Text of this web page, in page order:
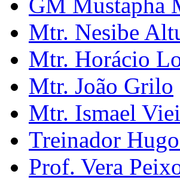
Mtr. Nesibe
Mtr. Horácio
Mtr. João Grilo
Mtr. Ismael
Treinador
Prof. Vera